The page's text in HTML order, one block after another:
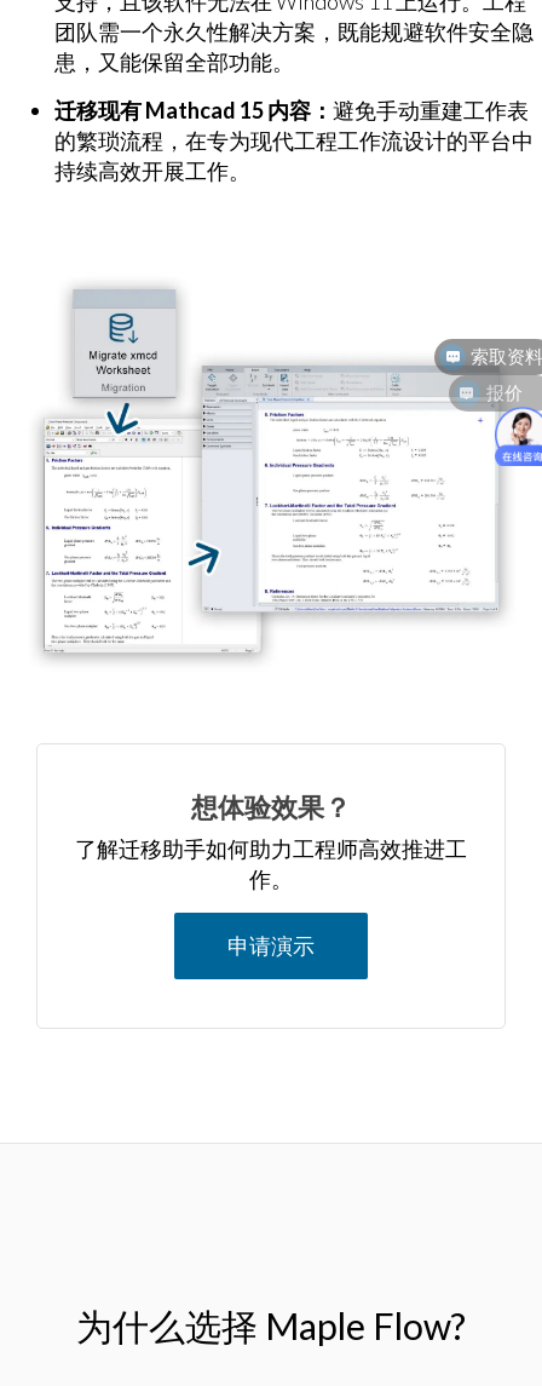
团队需一个永久性解决方案，既能规避软件安全隐
患，又能保留全部功能。
迁移现有 Mathcad 15 内容​​： 避免手动重建工作表
的繁琐流程，在专为现代工程工作流设计的平台中
持续高效开展工作。
想体验效果？​
了解迁移助手如何助力工程师高效推进工
作。​
申请演示
为什么选择 Maple Flow?
报价